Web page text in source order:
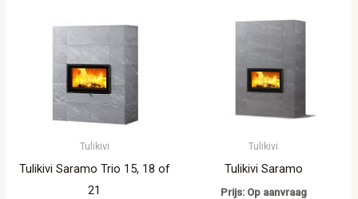
Tulikivi
Tulikivi Saramo Trio 15, 18 of
21
Tulikivi
Tulikivi Saramo
Prijs: Op aanvraag